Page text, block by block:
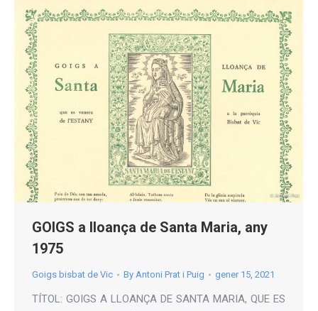
GOIGS a lloança de Santa Maria, any
1975
Goigs bisbat de Vic By Antoni Prat i Puig gener 15, 2021
TÍTOL: GOIGS A LLOANÇA DE SANTA MARIA, QUE ES